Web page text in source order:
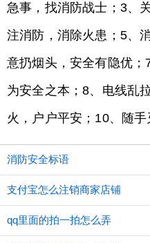
急事，找消防战士；3、
注消防，消除火患；5、
意扔烟头，安全有隐优
为安全之本；8、电线乱
火，户户平安；10、随手
消防安全标语
支付宝怎么注销商家店铺
qq里面的拍一拍怎么弄